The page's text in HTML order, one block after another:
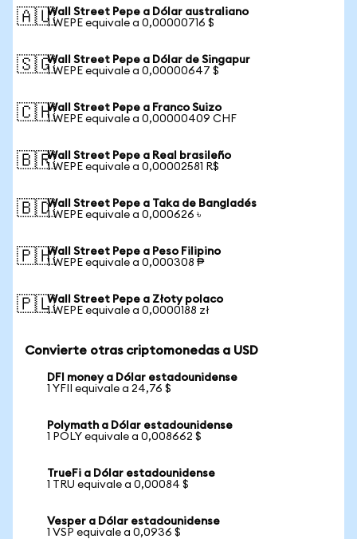
🇦🇺Wall Street Pepe a Dólar australiano
1 WEPE equivale a 0,00000716 $
🇸🇬Wall Street Pepe a Dólar de Singapur
1 WEPE equivale a 0,00000647 $
🇨🇭Wall Street Pepe a Franco Suizo
1 WEPE equivale a 0,00000409 CHF
🇧🇷Wall Street Pepe a Real brasileño
1 WEPE equivale a 0,00002581 R$
🇧🇩Wall Street Pepe a Taka de Bangladés
1 WEPE equivale a 0,000626 ৳
🇵🇭Wall Street Pepe a Peso Filipino
1 WEPE equivale a 0,000308 ₱
🇵🇱Wall Street Pepe a Złoty polaco
1 WEPE equivale a 0,0000188 zł
Convierte otras criptomonedas a USD
DFI money a Dólar estadounidense
1 YFII equivale a 24,76 $
Polymath a Dólar estadounidense
1 POLY equivale a 0,008662 $
TrueFi a Dólar estadounidense
1 TRU equivale a 0,00084 $
Vesper a Dólar estadounidense
1 VSP equivale a 0,0936 $